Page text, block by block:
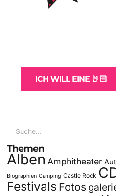
ICH WILL EINE 🤘🏻
Themen
Alben Amphitheater
Biographien Camping Castle Rock
Festivals Fotos